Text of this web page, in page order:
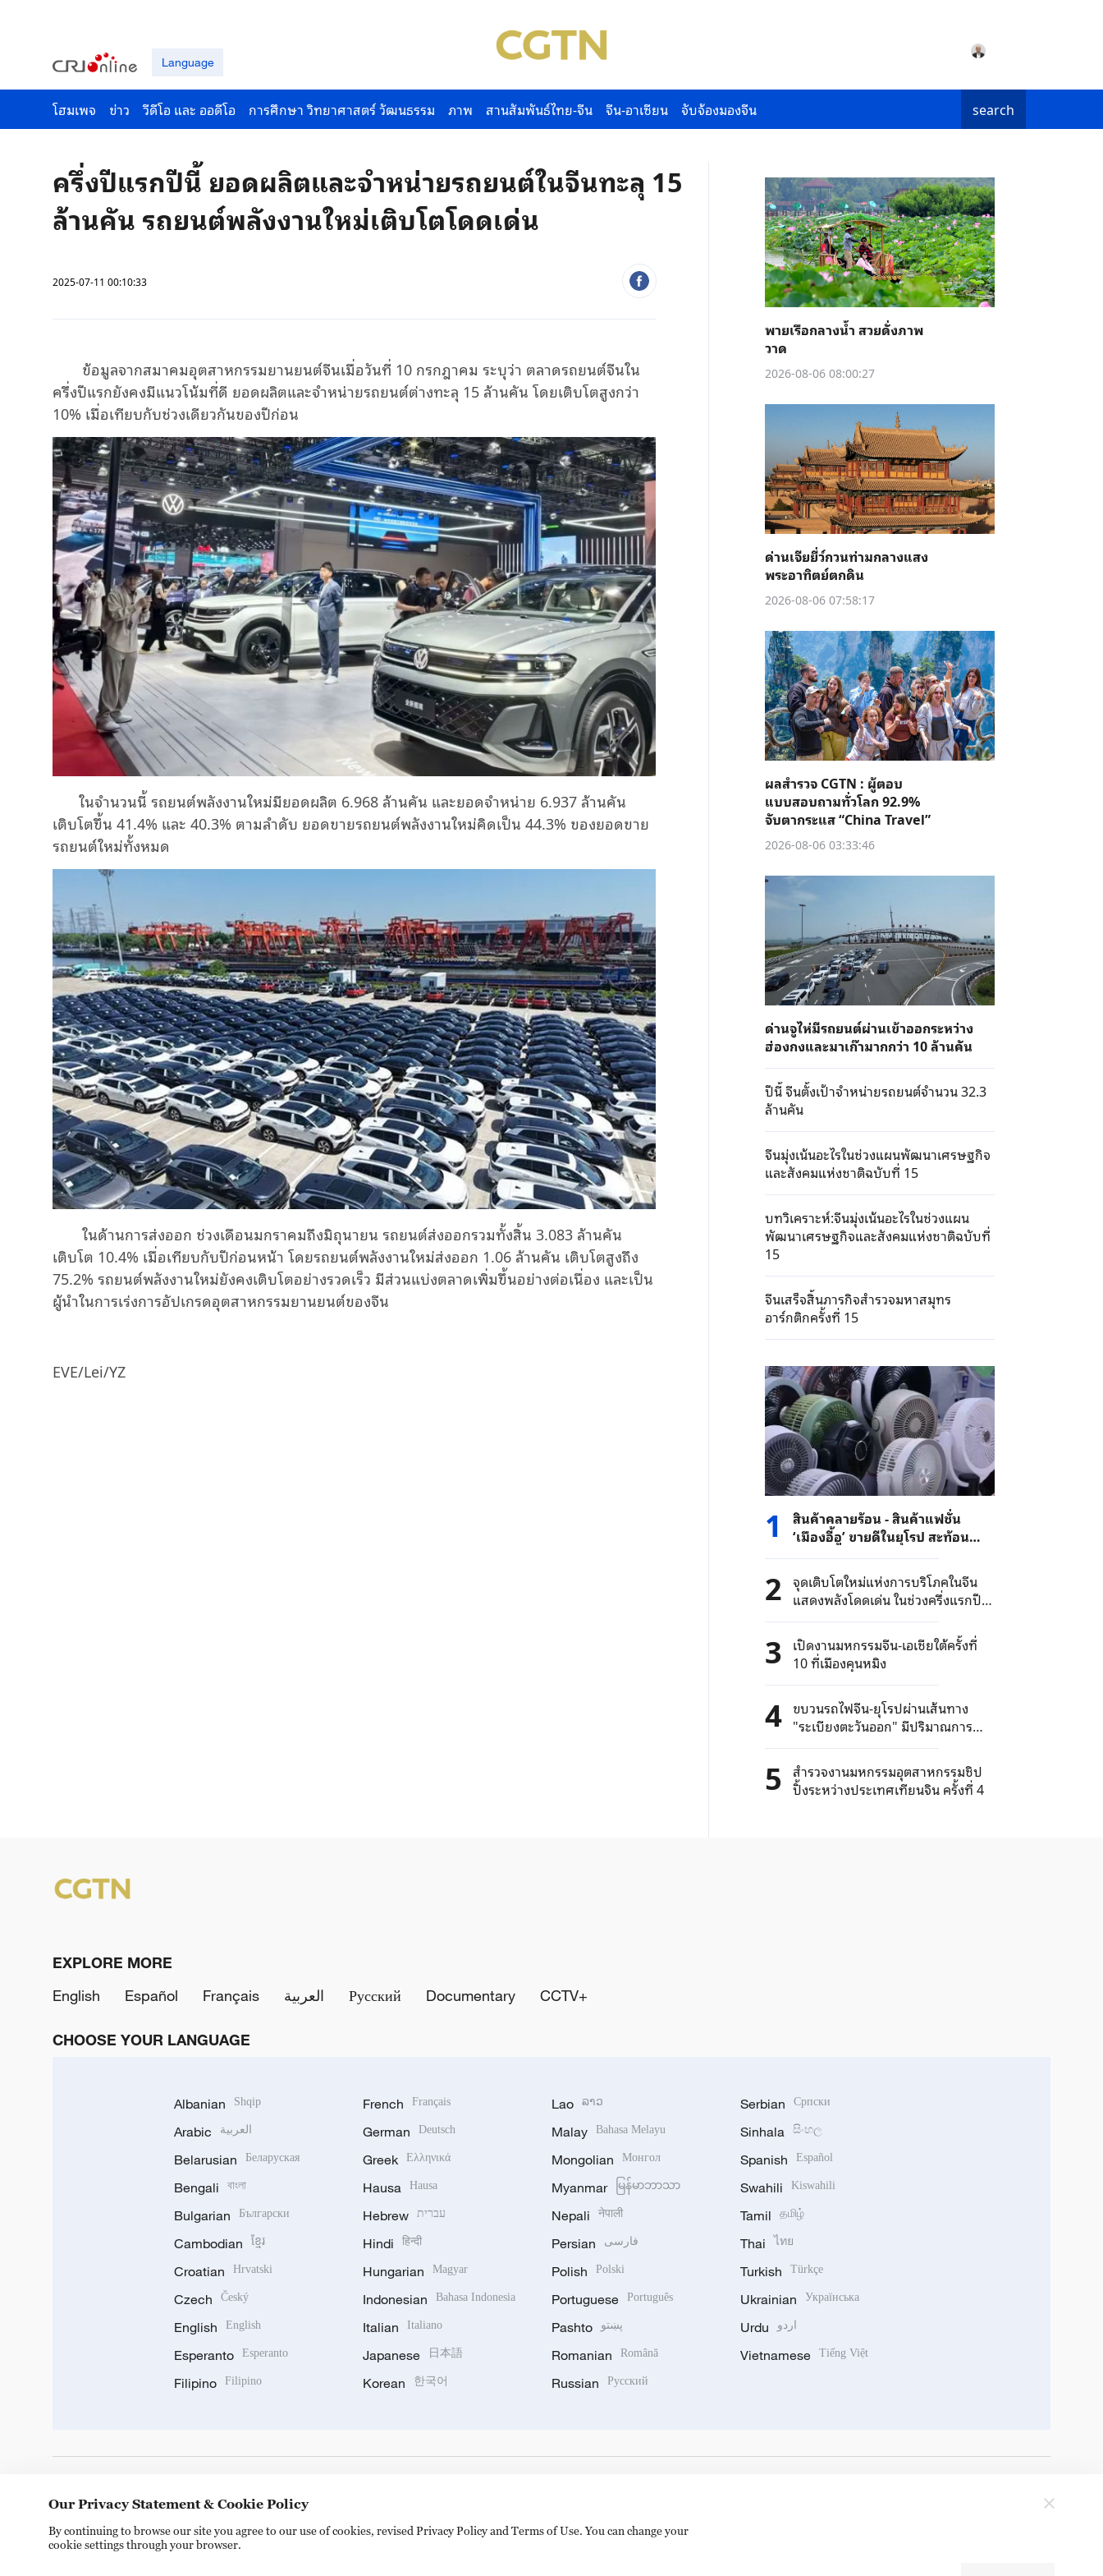
Language
โฮมเพจ ข่าว วีดีโอ และ ออดีโอ การศึกษา วิทยาศาสตร์ วัฒนธรรม ภาพ สานสัมพันธ์ไทย-จีน จีน-อาเซียน จับจ้องมองจีน search
ครึ่งปีแรกปีนี้ ยอดผลิตและจำหน่ายรถยนต์ในจีนทะลุ 15
ล้านคัน รถยนต์พลังงานใหม่เติบโตโดดเด่น
2025-07-11 00:10:33
ข้อมูลจากสมาคมอุตสาหกรรมยานยนต์จีนเมื่อวันที่ 10 กรกฎาคม ระบุว่า ตลาดรถยนต์จีนใน
ครึ่งปีแรกยังคงมีแนวโน้มที่ดี ยอดผลิตและจำหน่ายรถยนต์ต่างทะลุ 15 ล้านคัน โดยเติบโตสูงกว่า
10% เมื่อเทียบกับช่วงเดียวกันของปีก่อน
ในจำนวนนี้ รถยนต์พลังงานใหม่มียอดผลิต 6.968 ล้านคัน และยอดจำหน่าย 6.937 ล้านคัน
เติบโตขึ้น 41.4% และ 40.3% ตามลำดับ ยอดขายรถยนต์พลังงานใหม่คิดเป็น 44.3% ของยอดขาย
รถยนต์ใหม่ทั้งหมด
ในด้านการส่งออก ช่วงเดือนมกราคมถึงมิถุนายน รถยนต์ส่งออกรวมทั้งสิ้น 3.083 ล้านคัน
เติบโต 10.4% เมื่อเทียบกับปีก่อนหน้า โดยรถยนต์พลังงานใหม่ส่งออก 1.06 ล้านคัน เติบโตสูงถึง
75.2% รถยนต์พลังงานใหม่ยังคงเติบโตอย่างรวดเร็ว มีส่วนแบ่งตลาดเพิ่มขึ้นอย่างต่อเนื่อง และเป็น
ผู้นำในการเร่งการอัปเกรดอุตสาหกรรมยานยนต์ของจีน
EVE/Lei/YZ
พายเรือกลางน้ำ สวยดั่งภาพ
วาด
2026-08-06 08:00:27
ด่านเจียยี่ว์กวนท่ามกลางแสง
พระอาทิตย์ตกดิน
2026-08-06 07:58:17
ผลสำรวจ CGTN : ผู้ตอบ
แบบสอบถามทั่วโลก 92.9%
จับตากระแส “China Travel”
2026-08-06 03:33:46
ด่านจูไห่มีรถยนต์ผ่านเข้าออกระหว่าง
ฮ่องกงและมาเก๊ามากกว่า 10 ล้านคัน
ปีนี้ จีนตั้งเป้าจำหน่ายรถยนต์จำนวน 32.3
ล้านคัน
จีนมุ่งเน้นอะไรในช่วงแผนพัฒนาเศรษฐกิจ
และสังคมแห่งชาติฉบับที่ 15
บทวิเคราะห์:จีนมุ่งเน้นอะไรในช่วงแผน
พัฒนาเศรษฐกิจและสังคมแห่งชาติฉบับที่
15
จีนเสร็จสิ้นภารกิจสำรวจมหาสมุทร
อาร์กติกครั้งที่ 15
1
สินค้าคลายร้อน - สินค้าแฟชั่น
‘เมืองอี้อู’ ขายดีในยุโรป สะท้อน
ศักยภาพการตอบสนองตลาดอย่าง
รวดเร็ว
2 จุดเติบโตใหม่แห่งการบริโภคในจีน
แสดงพลังโดดเด่น ในช่วงครึ่งแรกปี
2026
3 เปิดงานมหกรรมจีน-เอเชียใต้ครั้งที่
10 ที่เมืองคุนหมิง
4 ขบวนรถไฟจีน-ยุโรปผ่านเส้นทาง
"ระเบียงตะวันออก" มีปริมาณการ
ขนส่งเกิน 3,000 ขบวน ในช่วงครึ่งปี
แรก
5
สำรวจงานมหกรรมอุตสาหกรรมชิป
ปิ้งระหว่างประเทศเทียนจิน ครั้งที่ 4
EXPLORE MORE
English
Español Français العربية Русский Documentary CCTV+
CHOOSE YOUR LANGUAGE
Albanian Shqip
Arabic العربية
Belarusian Беларуская
Bengali বাংলা
Bulgarian Български
Cambodian ខ្មែរ
Croatian Hrvatski
Czech Český
English English
Esperanto Esperanto
Filipino Filipino
French Français
German Deutsch
Greek Ελληνικά
Hausa Hausa
Hebrew עברית
Hindi हिन्दी
Hungarian Magyar
Indonesian Bahasa Indonesia
Italian Italiano
Japanese 日本語
Korean 한국어
Lao ລາວ
Malay Bahasa Melayu
Mongolian Монгол
Myanmar မြန်မာဘာသာ
Nepali नेपाली
Persian فارسی
Polish Polski
Portuguese Português
Pashto پښتو
Romanian Română
Russian Русский
Serbian Српски
Sinhala සිංහල
Spanish Español
Swahili Kiswahili
Tamil தமிழ்
Thai ไทย
Turkish Türkçe
Ukrainian Українська
Urdu اردو
Vietnamese Tiếng Việt
Our Privacy Statement & Cookie Policy
By continuing to browse our site you agree to our use of cookies, revised Privacy Policy and Terms of Use. You can change your
cookie settings through your browser.